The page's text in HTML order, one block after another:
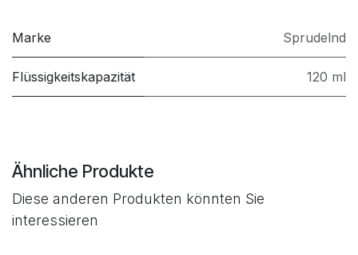
Marke Sprudelnd
Flüssigkeitskapazität 120 ml
Ähnliche Produkte
Diese anderen Produkten könnten Sie
interessieren